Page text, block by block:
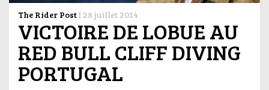
The Rider Post | 28 juillet 2014
VICTOIRE DE LOBUE AU
RED BULL CLIFF DIVING
PORTUGAL